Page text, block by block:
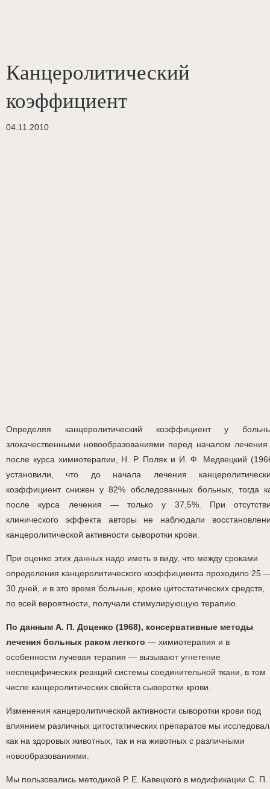
Канцеролитический
коэффициент
04.11.2010
Определяя канцеролитический коэффициент у
злокачественными новообразованиями перед началом
после курса химиотерапии, Н. Р. Поляк и И. Ф. Медвецкий
установили, что до начала лечения
коэффициент снижен у 82% обследованных больных, тогда
после курса лечения — только у 37,5%. При
клинического эффекта авторы не наблюдали
канцеролитической активности сыворотки крови.
При оценке этих данных надо иметь в виду, что между сроками
определения канцеролитического коэффициента проходило 25
30 дней, и в это время больные, кроме цитостатических средств,
по всей вероятности, получали стимулирующую терапию.
По данным А. П. Доценко (1968), консервативные методы
лечения больных раком легкого — химиотерапия и в
особенности лучевая терапия — вызывают угнетение
неспецифических реакций системы соединительной ткани, в том
числе канцеролитических свойств сыворотки крови.
Изменения канцеролитической активности сыворотки крови под
влиянием различных цитостатических препаратов мы
как на здоровых животных, так и на животных с различными
новообразованиями.
Мы пользовались методикой Р. Е. Кавецкого в модификации С. П.